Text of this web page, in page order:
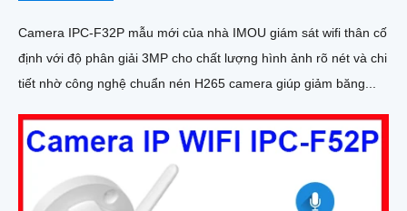
Camera IPC-F32P mẫu mới của nhà IMOU giám sát wifi thân cố
định với độ phân giải 3MP cho chất lượng hình ảnh rõ nét và chi
tiết nhờ công nghệ chuẩn nén H265 camera giúp giảm băng...